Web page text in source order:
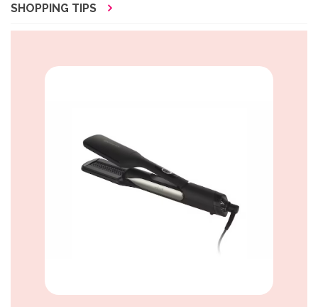
SHOPPING TIPS